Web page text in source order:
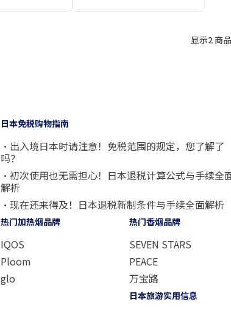
显示2 商
日本免税购物指南
・出入境日本时请注意！免税范围的规定，您了解了
吗？
・初次使用也无需担心！日本退税计算公式与手续全
解析
・现在还来得及！日本退税新制条件与手续全面解析
热门加热烟品牌
IQOS
Ploom
glo
热门香烟品牌
SEVEN STARS
PEACE
万宝路
日本旅游实用信息